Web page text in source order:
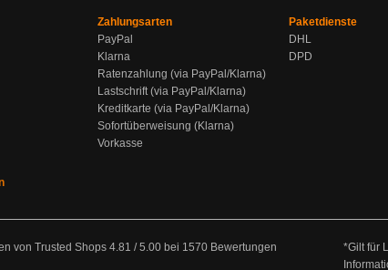
Zahlungsarten
PayPal
Klarna
Ratenzahlung (via PayPal/Klarna)
Lastschrift (via PayPal/Klarna)
Kreditkarte (via PayPal/Klarna)
Sofortüberweisung (Klarna)
Vorkasse
Paketdienste
DHL
DPD
von Trusted Shops 4.81 /5.00 bei 1570 Bewertungen
*Gilt für